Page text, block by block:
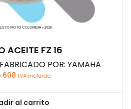
ACEITE FZ 16
POR: YAMAHA
IVA incluido
al carrito